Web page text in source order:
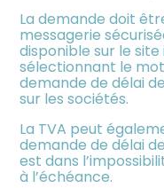
La demande doit
messagerie
disponible sur le
sélectionnant le
demande de délai
sur les sociétés.
La TVA peut
demande de délai
est dans
à l’échéance.